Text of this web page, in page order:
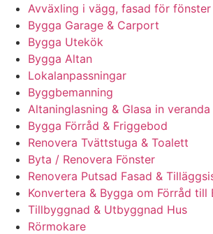
Avväxling i vägg, fasad för
Bygga Garage & Carport
Bygga Utekök
Bygga Altan
Lokalanpassningar
Byggbemanning
Altaninglasning & Glasa in veranda
Bygga Förråd & Friggebod
Renovera Tvättstuga & Toalett
Byta / Renovera Fönster
Renovera Putsad Fasad &
Konvertera & Bygga om Förråd till
Tillbyggnad & Utbyggnad Hus
Rörmokare